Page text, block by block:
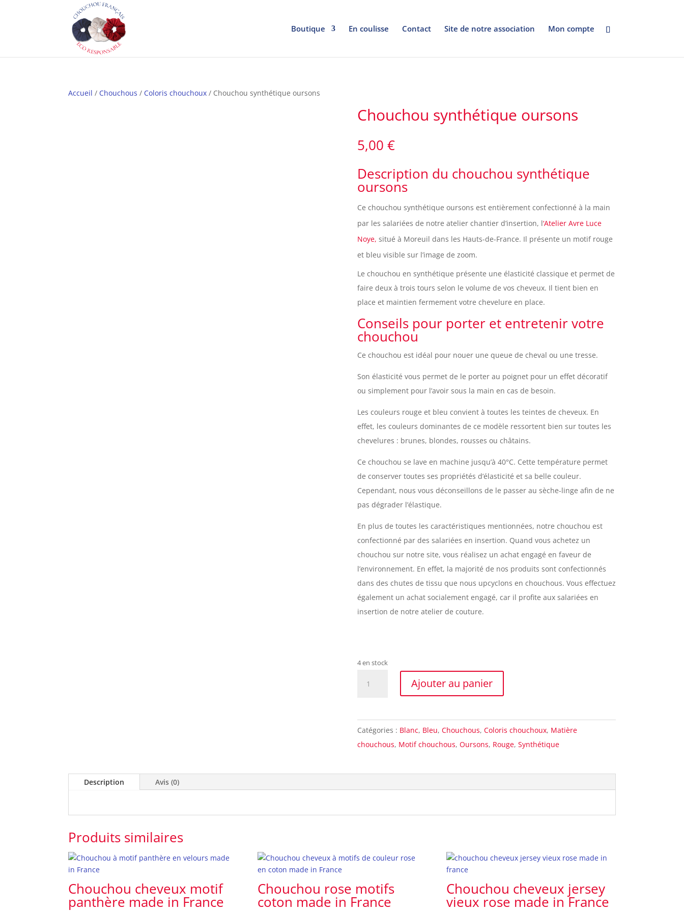
Boutique En coulisse Contact Site de notre association Mon compte
Accueil / Chouchous / Coloris chouchoux / Chouchou synthétique oursons
Chouchou synthétique oursons
5,00 €
Description du chouchou synthétique
oursons
Ce chouchou synthétique oursons est entièrement confectionné à la main
par les salariées de notre atelier chantier d’insertion, l‘Atelier Avre Luce
Noye, situé à Moreuil dans les Hauts-de-France. Il présente un motif rouge
et bleu visible sur l’image de zoom.
Le chouchou en synthétique présente une élasticité classique et permet de
faire deux à trois tours selon le volume de vos cheveux. Il tient bien en
place et maintien fermement votre chevelure en place.
Conseils pour porter et entretenir votre
chouchou
Ce chouchou est idéal pour nouer une queue de cheval ou une tresse.
Son élasticité vous permet de le porter au poignet pour un effet décoratif
ou simplement pour l’avoir sous la main en cas de besoin.
Les couleurs rouge et bleu convient à toutes les teintes de cheveux. En
effet, les couleurs dominantes de ce modèle ressortent bien sur toutes les
chevelures : brunes, blondes, rousses ou châtains.
Ce chouchou se lave en machine jusqu’à 40°C. Cette température permet
de conserver toutes ses propriétés d’élasticité et sa belle couleur.
Cependant, nous vous déconseillons de le passer au sèche-linge afin de ne
pas dégrader l’élastique.
En plus de toutes les caractéristiques mentionnées, notre chouchou est
confectionné par des salariées en insertion. Quand vous achetez un
chouchou sur notre site, vous réalisez un achat engagé en faveur de
l’environnement. En effet, la majorité de nos produits sont confectionnés
dans des chutes de tissu que nous upcyclons en chouchous. Vous effectuez
également un achat socialement engagé, car il profite aux salariées en
insertion de notre atelier de couture.
4 en stock
synthétique
oursons
Ajouter au panier
Catégories : Blanc, Bleu, Chouchous, Coloris chouchoux, Matière
chouchous, Motif chouchous, Oursons, Rouge, Synthétique
Description Avis (0)
Produits similaires
Chouchou cheveux motif
panthère made in France
Chouchou rose motifs
coton made in France
Chouchou cheveux jersey
vieux rose made in France